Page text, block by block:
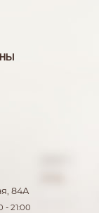
84А
- 21:00